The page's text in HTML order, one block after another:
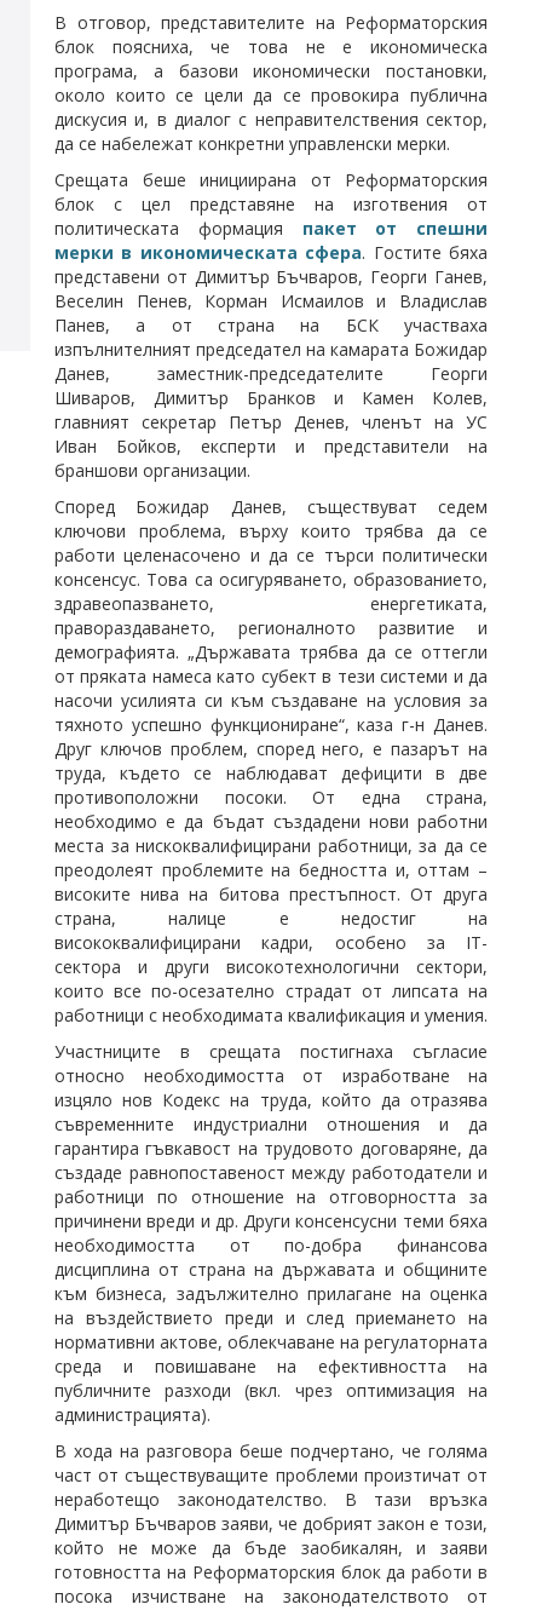
В отговор, представителите на Реформаторския
блок поясниха, че това не е икономическа
програма, а базови икономически постановки,
около които се цели да се провокира публична
дискусия и, в диалог с неправителствения сектор,
да се набележат конкретни управленски мерки.
Срещата беше инициирана от Реформаторския
блок с цел представяне на изготвения от
политическата формация пакет от спешни
мерки в икономическата сфера. Гостите бяха
представени от Димитър Бъчваров, Георги Ганев,
Веселин Пенев, Корман Исмаилов и Владислав
Панев, а от страна на БСК участваха
изпълнителният председател на камарата Божидар
Данев, заместник-председателите Георги
Шиваров, Димитър Бранков и Камен Колев,
главният секретар Петър Денев, членът на УС
Иван Бойков, експерти и представители на
браншови организации.
Според Божидар Данев, съществуват седем
ключови проблема, върху които трябва да се
работи целенасочено и да се търси политически
консенсус. Това са осигуряването, образованието,
здравеопазването, енергетиката,
правораздаването, регионалното развитие и
демографията. „Държавата трябва да се оттегли
от пряката намеса като субект в тези системи и да
насочи усилията си към създаване на условия за
тяхното успешно функциониране“, каза г-н Данев.
Друг ключов проблем, според него, е пазарът на
труда, където се наблюдават дефицити в две
противоположни посоки. От една страна,
необходимо е да бъдат създадени нови работни
места за нискоквалифицирани работници, за да се
преодолеят проблемите на бедността и, оттам –
високите нива на битова престъпност. От друга
страна, налице е недостиг на
висококвалифицирани кадри, особено за IT-
сектора и други високотехнологични сектори,
които все по-осезателно страдат от липсата на
работници с необходимата квалификация и умения.
Участниците в срещата постигнаха съгласие
относно необходимостта от изработване на
изцяло нов Кодекс на труда, който да отразява
съвременните индустриални отношения и да
гарантира гъвкавост на трудовото договаряне, да
създаде равнопоставеност между работодатели и
работници по отношение на отговорността за
причинени вреди и др. Други консенсусни теми бяха
необходимостта от по-добра финансова
дисциплина от страна на държавата и общините
към бизнеса, задължително прилагане на оценка
на въздействието преди и след приемането на
нормативни актове, облекчаване на регулаторната
среда и повишаване на ефективността на
публичните разходи (вкл. чрез оптимизация на
администрацията).
В хода на разговора беше подчертано, че голяма
част от съществуващите проблеми произтичат от
неработещо законодателство. В тази връзка
Димитър Бъчваров заяви, че добрият закон е този,
който не може да бъде заобикалян, и заяви
готовността на Реформаторския блок да работи в
посока изчистване на законодателството от